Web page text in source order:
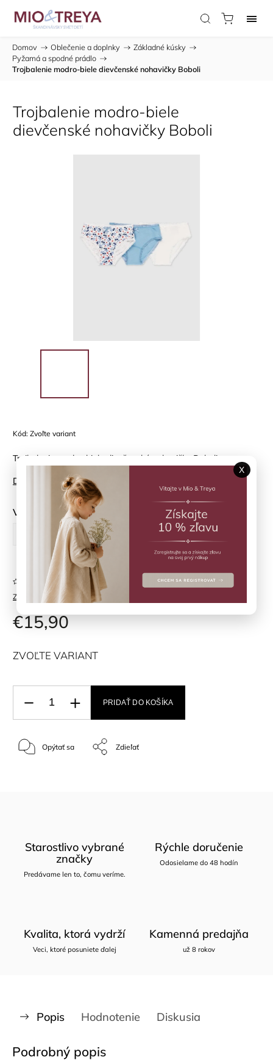
Domov / Oblečenie a doplnky / Základné kúsky /
Pyžamá a spodné prádlo /
Trojbalenie modro-biele dievčenské nohavičky Boboli
Trojbalenie modro-biele
dievčenské nohavičky Boboli
Kód: Zvoľte variant
Trojbalenie modro-biele dievčenské nohavičky Boboli
Detailné informácie
Veľkosť
122 cm 162 cm
Značka: BOBOLI
Neohodnotené
€15,90
ZVOĽTE VARIANT
PRIDAŤ DO KOŠÍKA
Opýtať sa Zdieľať
Starostlivo vybrané
značky
Predávame len to, čomu veríme.
Rýchle doručenie
Odosielame do 48 hodín
Kvalita, ktorá vydrží
Veci, ktoré posuniete ďalej
Kamenná predajňa
už 8 rokov
Popis Hodnotenie Diskusia
Podrobný popis
X